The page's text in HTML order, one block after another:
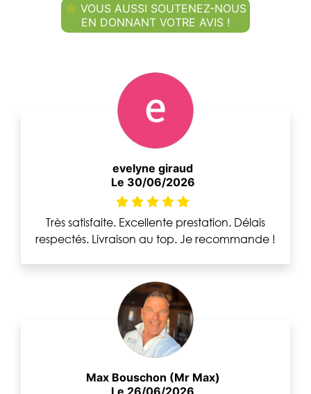
VOUS AUSSI SOUTENEZ-NOUS
EN DONNANT VOTRE AVIS !
evelyne giraud
Le 30/06/2026
Très satisfaite. Excellente prestation. Délais
respectés. Livraison au top. Je recommande !
Max Bouschon (Mr Max)
Le 26/06/2026